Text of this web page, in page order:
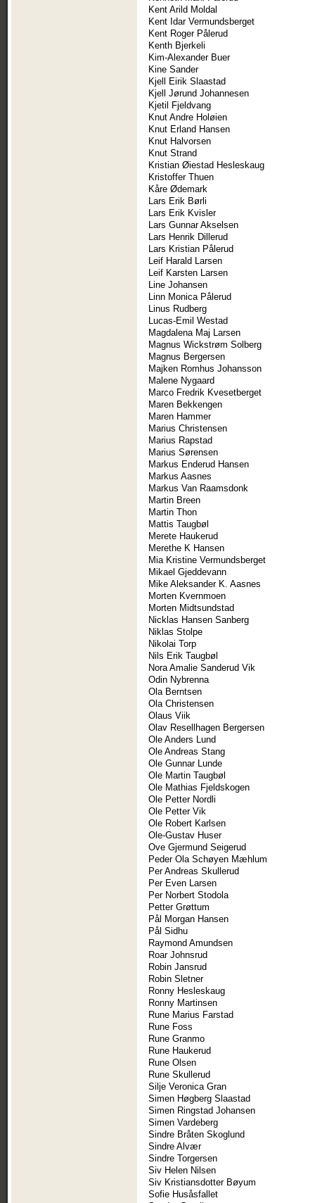
Kent Arild Moldal
Kent Idar Vermundsberget
Kent Roger Pålerud
Kenth Bjerkeli
Kim-Alexander Buer
Kine Sander
Kjell Eirik Slaastad
Kjell Jørund Johannesen
Kjetil Fjeldvang
Knut Andre Holøien
Knut Erland Hansen
Knut Halvorsen
Knut Strand
Kristian Øiestad Hesleskaug
Kristoffer Thuen
Kåre Ødemark
Lars Erik Børli
Lars Erik Kvisler
Lars Gunnar Akselsen
Lars Henrik Dillerud
Lars Kristian Pålerud
Leif Harald Larsen
Leif Karsten Larsen
Line Johansen
Linn Monica Pålerud
Linus Rudberg
Lucas-Emil Westad
Magdalena Maj Larsen
Magnus Wickstrøm Solberg
Magnus Bergersen
Majken Romhus Johansson
Malene Nygaard
Marco Fredrik Kvesetberget
Maren Bekkengen
Maren Hammer
Marius Christensen
Marius Rapstad
Marius Sørensen
Markus Enderud Hansen
Markus Aasnes
Markus Van Raamsdonk
Martin Breen
Martin Thon
Mattis Taugbøl
Merete Haukerud
Merethe K Hansen
Mia Kristine Vermundsberget
Mikael Gjeddevann
Mike Aleksander K. Aasnes
Morten Kvernmoen
Morten Midtsundstad
Nicklas Hansen Sanberg
Niklas Stolpe
Nikolai Torp
Nils Erik Taugbøl
Nora Amalie Sanderud Vik
Odin Nybrenna
Ola Berntsen
Ola Christensen
Olaus Viik
Olav Resellhagen Bergersen
Ole Anders Lund
Ole Andreas Stang
Ole Gunnar Lunde
Ole Martin Taugbøl
Ole Mathias Fjeldskogen
Ole Petter Nordli
Ole Petter Vik
Ole Robert Karlsen
Ole-Gustav Huser
Ove Gjermund Seigerud
Peder Ola Schøyen Mæhlum
Per Andreas Skullerud
Per Even Larsen
Per Norbert Stodola
Petter Grøttum
Pål Morgan Hansen
Pål Sidhu
Raymond Amundsen
Roar Johnsrud
Robin Jansrud
Robin Sletner
Ronny Hesleskaug
Ronny Martinsen
Rune Marius Farstad
Rune Foss
Rune Granmo
Rune Haukerud
Rune Olsen
Rune Skullerud
Silje Veronica Gran
Simen Høgberg Slaastad
Simen Ringstad Johansen
Simen Vardeberg
Sindre Bråten Skoglund
Sindre Alvær
Sindre Torgersen
Siv Helen Nilsen
Siv Kristiansdotter Bøyum
Sofie Husåsfallet